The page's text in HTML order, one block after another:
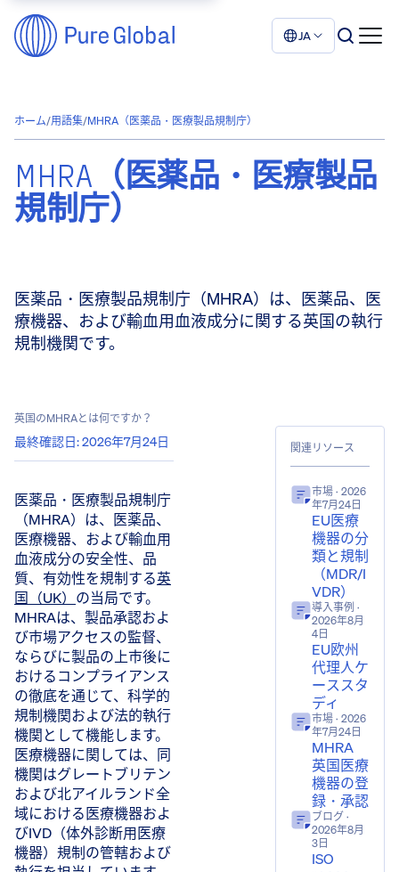
JA
ホーム/用語集/MHRA（医薬品・医療製品規制庁）
MHRA（医薬品・医療製品
規制庁）
医薬品・医療製品規制庁（MHRA）は、医薬品、医
療機器、および輸血用血液成分に関する英国の執行
規制機関です。
英国のMHRAとは何ですか？
最終確認日:2026年7月24日
医薬品・医療製品規制庁
（MHRA）は、医薬品、
医療機器、および輸血用
血液成分の安全性、品
質、有効性を規制する英
国（UK） の当局です。
MHRAは、製品承認およ
び市場アクセスの監督、
ならびに製品の上市後に
おけるコンプライアンス
の徹底を通じて、科学的
規制機関および法的執行
機関として機能します。
医療機器に関しては、同
機関はグレートブリテン
および北アイルランド全
域における医療機器およ
びIVD（体外診断用医療
機器）規制の管轄および
関連リソース
市場· 2026
年7月24日
EU医療
機器の分
類と規制
（MDR/I
VDR）
導入事例 ·
2026年8月
4日
EU欧州
代理人ケ
ーススタ
ディ
市場· 2026
年7月24日
MHRA
英国医療
機器の登
録・承認
ブログ·
2026年8月
3日
ISO